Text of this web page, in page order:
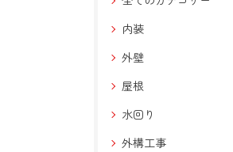
内装
外壁
屋根
水回り
外構工事